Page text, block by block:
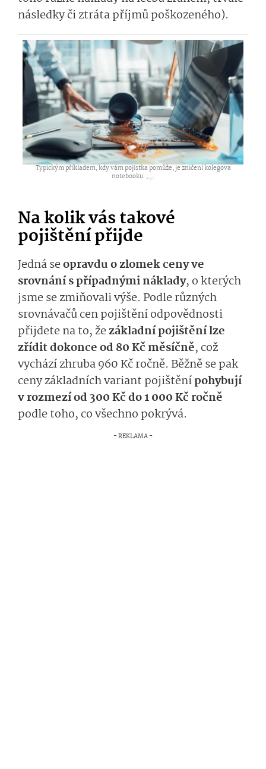
následky či ztráta příjmů poškozeného).
Typickým příkladem, kdy vám pojistka pomůže, je zničení kolegova
notebooku. ,...
Na kolik vás takové
pojištění přijde
Jedná seopravdu o zlomek ceny ve
srovnání s případnými náklady, o kterých
jsme se zmiňovali výše. Podle různých
srovnávačů cen pojištění odpovědnosti
přijdete na to, žezákladní pojištění lze
zřídit dokonce od 80 Kč měsíčně, což
vychází zhruba 960 Kč ročně. Běžně se pak
ceny základních variant pojištěnípohybují
v rozmezí od 300 Kč do 1 000 Kč ročně
podle toho, co všechno pokrývá.